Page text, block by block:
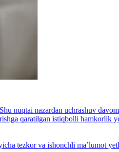
nuqtai nazardan uchrashuv
qaratilgan istiqbolli hamkorlik
tezkor va ishonchli maʼlumot